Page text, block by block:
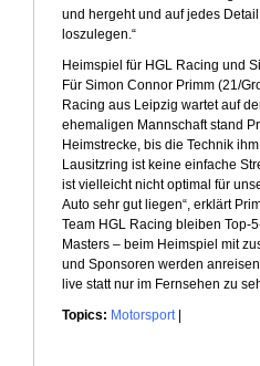
und hergeht und auf jedes
loszulegen.“
Heimspiel für HGL Racing und
Für Simon Connor Primm (21/
Racing aus Leipzig wartet auf
ehemaligen Mannschaft stand
Heimstrecke, bis die Technik
Lausitzring ist keine einfache
ist vielleicht nicht optimal für
Auto sehr gut liegen“, erklärt
Team HGL Racing bleiben Top-
Masters – beim Heimspiel mit
und Sponsoren werden
live statt nur im Fernsehen zu
Topics: Motorsport|